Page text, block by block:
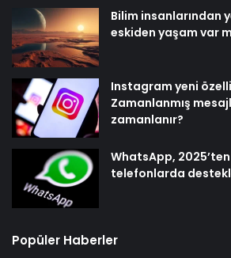
Bilim insanlarından
eskiden yaşam var
Instagram yeni
Zamanlanmış
zamanlanır?
WhatsApp,
telefonlarda
Popüler Haberler